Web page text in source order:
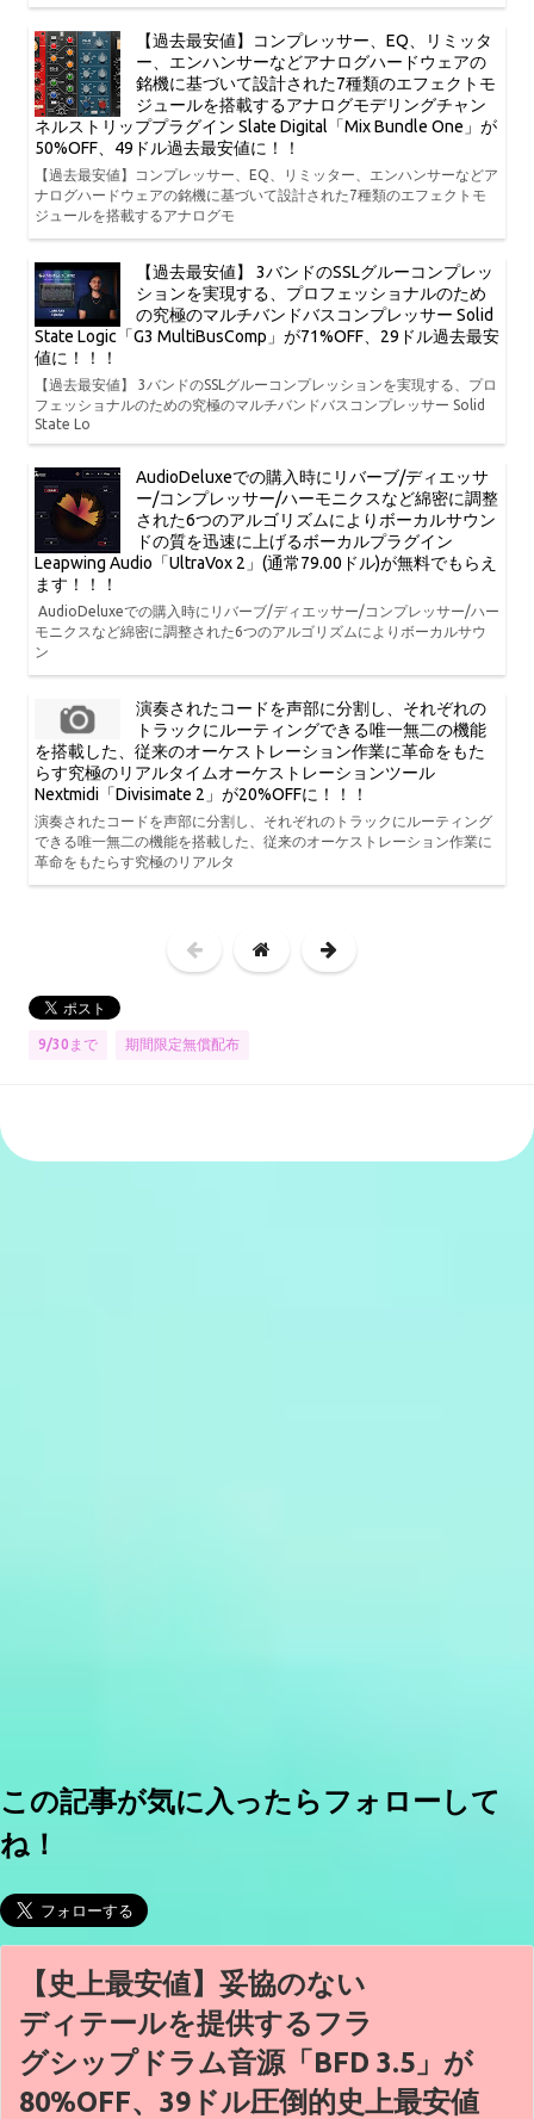
【過去最安値】コンプレッサー、EQ、リミッタ
ー、エンハンサーなどアナログハードウェアの
銘機に基づいて設計された7種類のエフェクトモ
ジュールを搭載するアナログモデリングチャン
ネルストリッププラグイン Slate Digital「Mix Bundle One」が
50%OFF、49ドル過去最安値に！！
【過去最安値】コンプレッサー、EQ、リミッター、エンハンサーなどア
ナログハードウェアの銘機に基づいて設計された7種類のエフェクトモ
ジュールを搭載するアナログモ
【過去最安値】 3バンドのSSLグルーコンプレッ
ションを実現する、プロフェッショナルのため
の究極のマルチバンドバスコンプレッサー Solid
State Logic「G3 MultiBusComp」が71%OFF、29ドル過去最安
値に！！！
【過去最安値】 3バンドのSSLグルーコンプレッションを実現する、プロ
フェッショナルのための究極のマルチバンドバスコンプレッサー Solid
State Lo
AudioDeluxeでの購入時にリバーブ/ディエッサ
ー/コンプレッサー/ハーモニクスなど綿密に調整
された6つのアルゴリズムによりボーカルサウン
ドの質を迅速に上げるボーカルプラグイン
Leapwing Audio「UltraVox 2」(通常79.00ドル)が無料でもらえ
ます！！！
AudioDeluxeでの購入時にリバーブ/ディエッサー/コンプレッサー/ハー
モニクスなど綿密に調整された6つのアルゴリズムによりボーカルサウ
ン
演奏されたコードを声部に分割し、それぞれの
トラックにルーティングできる唯一無二の機能
を搭載した、従来のオーケストレーション作業に革命をもた
らす究極のリアルタイムオーケストレーションツール
Nextmidi「Divisimate 2」が20%OFFに！！！
演奏されたコードを声部に分割し、それぞれのトラックにルーティング
できる唯一無二の機能を搭載した、従来のオーケストレーション作業に
革命をもたらす究極のリアルタ
9/30まで 期間限定無償配布
この記事が気に入ったらフォローして
ね！
【史上最安値】妥協のない
ディテールを提供するフラ
グシップドラム音源「BFD 3.5」が
80%OFF、39ドル圧倒的史上最安値